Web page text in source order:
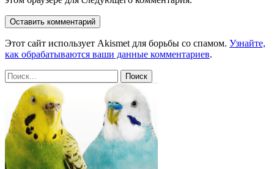
Этот сайт использует Akismet для борьбы со спамом. Узнайте,
как обрабатываются ваши данные комментариев.